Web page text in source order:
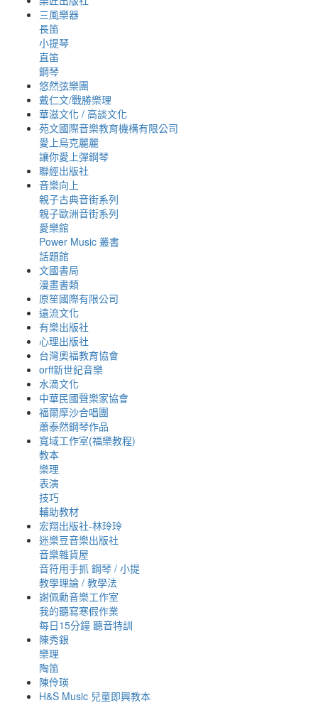
三風樂器
長笛
小提琴
直笛
鋼琴
悠然弦樂團
戴仁文/戰勝樂理
華滋文化 / 高談文化
苑文國際音樂教育機構有限公司
愛上烏克麗麗
讓你愛上彈鋼琴
聯經出版社
音樂向上
親子古典音街系列
親子歐洲音街系列
愛樂館
Power Music 叢書
話題館
文國書局
漫畫書類
原笙國際有限公司
遠流文化
有樂出版社
心理出版社
台灣奧福教育協會
orff新世紀音樂
水滴文化
中華民國聲樂家協會
福爾摩沙合唱團
蕭泰然鋼琴作品
寬域工作室(福樂教程)
教本
樂理
表演
技巧
輔助教材
宏翔出版社-林玲玲
迷樂豆音樂出版社
音樂雜貨屋
音符用手抓 鋼琴 / 小提
教學理論 / 教學法
謝佩勳音樂工作室
我的聽寫寒假作業
每日15分鐘 聽音特訓
陳秀銀
樂理
陶笛
陳伶瑛
H&S Music 兒童即興教本